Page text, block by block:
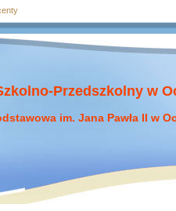
Przedszkolny w
im. Jana Pawła II w